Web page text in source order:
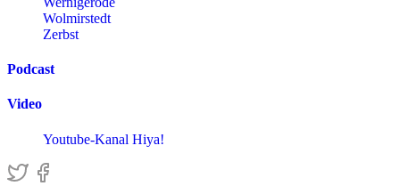
Wolmirstedt
Zerbst
Podcast
Video
Youtube-Kanal Hiya!